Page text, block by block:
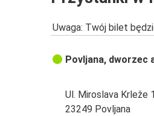
Uwaga: Twój bilet
Povljana, dworzec
Ul. Miroslava Krleže
23249 Povljana